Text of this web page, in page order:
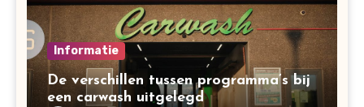
Informatie
De verschillen tussen programma’s bij
een carwash uitgelegd